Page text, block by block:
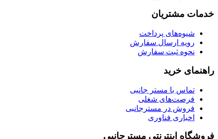
خدمات مشتریان
شیوه‌های پرداخت
رویه ارسال سفارش
نحوه ثبت سفارش
راهنمای خرید
تماس با مستر جانبی
فرصت‌های شغلی
فروش در مسترجانبی
اخباری فناوری
فروشگاه اینترنتی مسترجانبی